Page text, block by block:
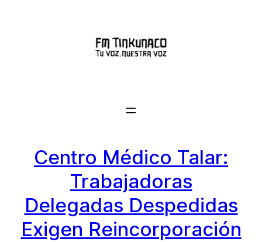
Centro Médico Talar:
Trabajadoras
Delegadas Despedidas
Exigen Reincorporación